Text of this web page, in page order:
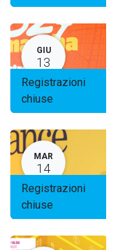
GIU
13
Registrazioni
chiuse
MAR
14
Registrazioni
chiuse